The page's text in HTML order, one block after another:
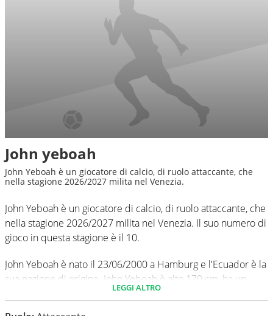
John yeboah
John Yeboah è un giocatore di calcio, di ruolo attaccante, che
nella stagione 2026/2027 milita nel Venezia.
John Yeboah è un giocatore di calcio, di ruolo attaccante, che
nella stagione 2026/2027 milita nel Venezia. Il suo numero di
gioco in questa stagione è il 10.
John Yeboah è nato il 23/06/2000 a Hamburg e l'Ecuador è la
sua nazione di origine. John Yeboah è alto 170 cm, ha un
peso medio di 66 kg. Il suo piede di calcio in via
LEGGI ALTRO